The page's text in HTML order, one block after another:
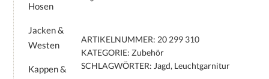
ARTIKELNUMMER: 20 299 310
KATEGORIE:Zubehör
SCHLAGWÖRTER: Jagd, Leuchtgarnitur
Hosen
Jacken &
Westen
Kappen &